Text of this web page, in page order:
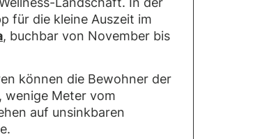
für die kleine Auszeit im
, buchbar von November bis
können die Bewohner der
wenige Meter vom
auf unsinkbaren